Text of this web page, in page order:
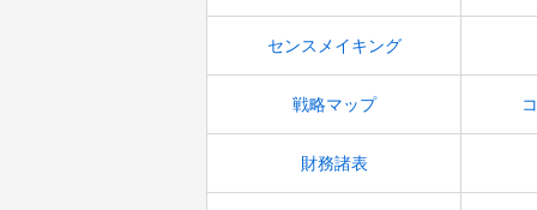
センスメイキング
戦略マップ
財務諸表